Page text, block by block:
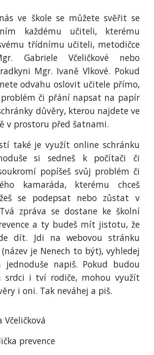
ve škole se můžete svěřit se
každému učiteli, kterému
třídnímu učiteli, metodičce
Gabriele Včeličkové nebo
Mgr. Ivaně Vlkové. Pokud
odvahu oslovit učitele přímo,
či přání napsat na papír
důvěry, kterou najdete ve
v prostoru před šatnami.
také je využít online schránku
si sedneš k počítači či
popíšeš svůj problém či
kamaráda, kterému chceš
se podepsat nebo zůstat v
zpráva se dostane ke školní
a ty budeš mít jistotu, že
dít. Jdi na webovou stránku
je Nenech to být), vyhledej
jednoduše napiš. Pokud budou
srdci i tví rodiče, mohou využít
i oni. Tak neváhej a piš.
Včeličková
prevence